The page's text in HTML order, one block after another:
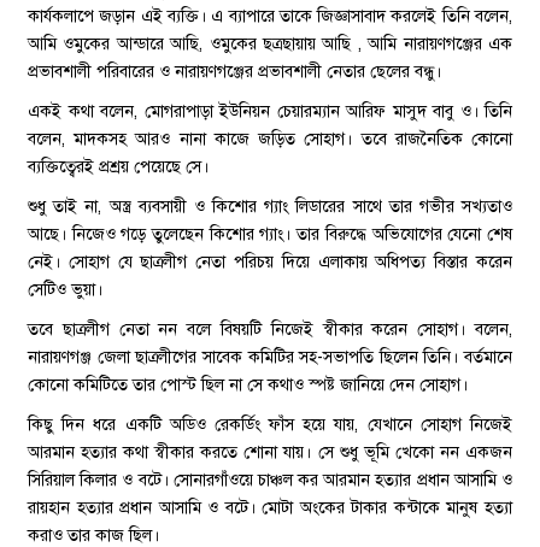
কার্যকলাপে জড়ান এই ব্যক্তি। এ ব্যাপারে তাকে জিজ্ঞাসাবাদ করলেই তিনি বলেন,
আমি ওমুকের আন্ডারে আছি, ওমুকের ছত্রছায়ায় আছি , আমি নারায়ণগঞ্জের এক
প্রভাবশালী পরিবারের ও নারায়ণগঞ্জের প্রভাবশালী নেতার ছেলের বন্ধু।
একই কথা বলেন, মোগরাপাড়া ইউনিয়ন চেয়ারম্যান আরিফ মাসুদ বাবু ও। তিনি
বলেন, মাদকসহ আরও নানা কাজে জড়িত সোহাগ। তবে রাজনৈতিক কোনো
ব্যক্তিত্বেরই প্রশ্রয় পেয়েছে সে।
শুধু তাই না, অস্ত্র ব্যবসায়ী ও কিশোর গ্যাং লিডারের সাথে তার গভীর সখ্যতাও
আছে। নিজেও গড়ে তুলেছেন কিশোর গ্যাং। তার বিরুদ্ধে অভিযোগের যেনো শেষ
নেই। সোহাগ যে ছাত্রলীগ নেতা পরিচয় দিয়ে এলাকায় অধিপত্য বিস্তার করেন
সেটিও ভুয়া।
তবে ছাত্রলীগ নেতা নন বলে বিষয়টি নিজেই স্বীকার করেন সোহাগ। বলেন,
নারায়ণগঞ্জ জেলা ছাত্রলীগের সাবেক কমিটির সহ-সভাপতি ছিলেন তিনি। বর্তমানে
কোনো কমিটিতে তার পোস্ট ছিল না সে কথাও স্পষ্ট জানিয়ে দেন সোহাগ।
কিছু দিন ধরে একটি অডিও রেকর্ডিং ফাঁস হয়ে যায়, যেখানে সোহাগ নিজেই
আরমান হত্যার কথা স্বীকার করতে শোনা যায়। সে শুধু ভূমি খেকো নন একজন
সিরিয়াল কিলার ও বটে। সোনারগাঁওয়ে চাঞ্চল কর আরমান হত্যার প্রধান আসামি ও
রায়হান হত্যার প্রধান আসামি ও বটে। মোটা অংকের টাকার কন্টাকে মানুষ হত্যা
করাও তার কাজ ছিল।